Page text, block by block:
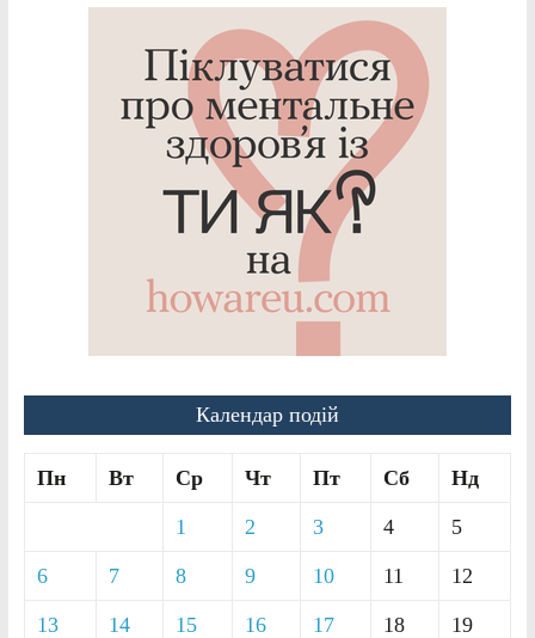
Календар подій
Пн Вт Ср Чт Пт Сб Нд
1 2 3 4 5
6 7 8 9 10 11 12
13 14 15 16 17 18 19